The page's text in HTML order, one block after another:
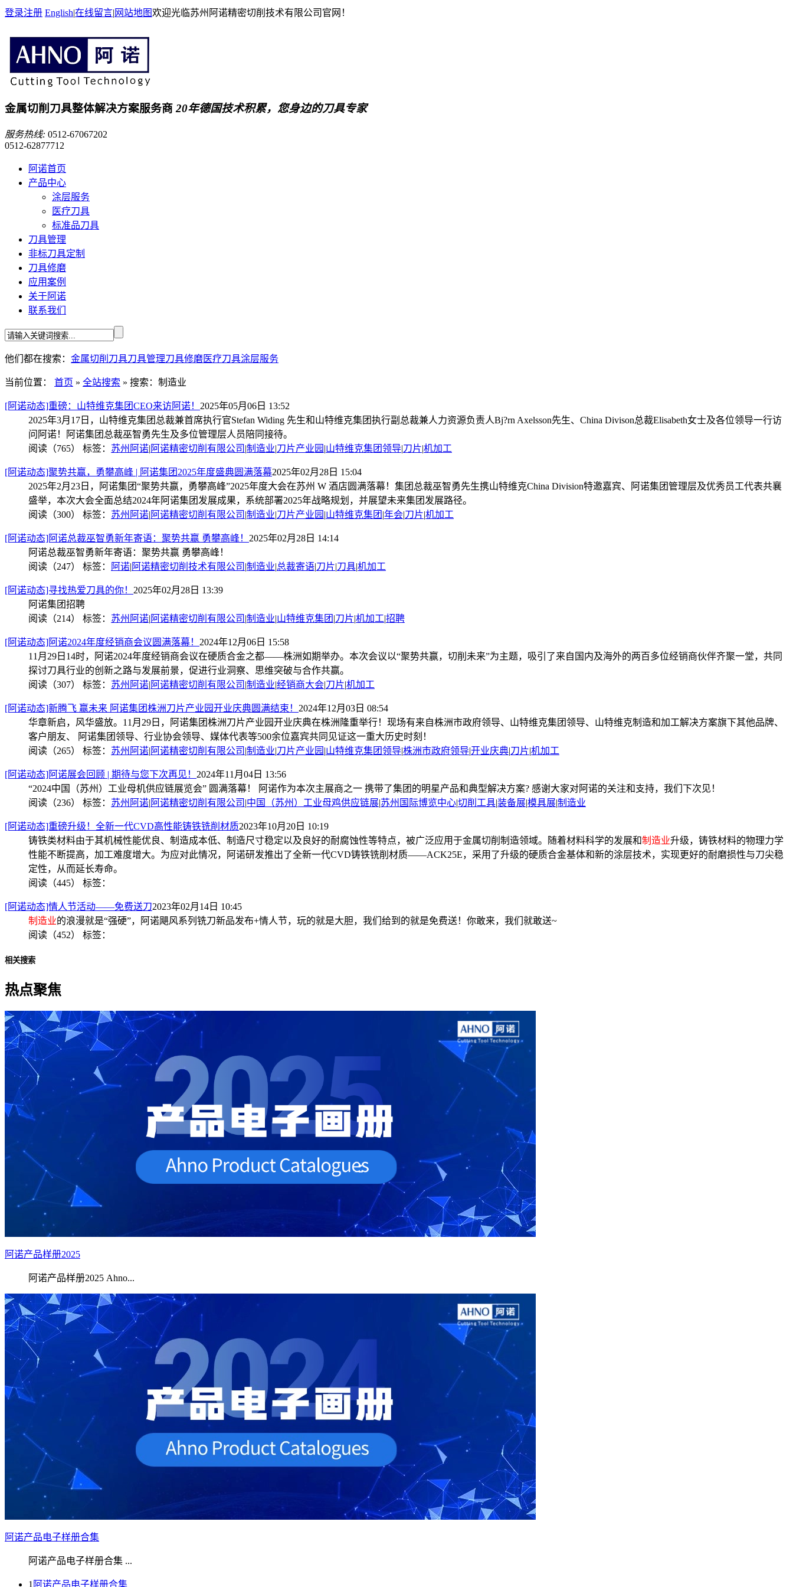
登录注册 English|在线留言| 网站地图欢迎光临苏州阿诺精密切削技术有限公司官网！
金属切削刀具整体解决方案服务商 20年德国技术积累，您身边的刀具专家
服务热线: 0512-67067202
0512-62877712
阿诺首页
产品中心
涂层服务
医疗刀具
标准品刀具
刀具管理
非标刀具定制
刀具修磨
应用案例
关于阿诺
联系我们
他们都在搜索： 金属切削刀具刀具管理刀具修磨医疗刀具涂层服务
当前位置： 首页 » 全站搜索 » 搜索：制造业
[阿诺动态]重磅：山特维克集团CEO来访阿诺！ 2025年05月06日 13:52
2025年3月17日，山特维克集团总裁兼首席执行官Stefan Widing 先生和山特维克集团执行副总裁兼人力资源负责人Bj?rn Axelsson先生、China Divison总裁Elisabeth女士及各位领导一行访
问阿诺！阿诺集团总裁巫智勇先生及多位管理层人员陪同接待。
阅读（765） 标签： 苏州阿诺| 阿诺精密切削有限公司 |制造业|刀片产业园 |山特维克集团领导|刀片|机加工
[阿诺动态]聚势共赢，勇攀高峰 | 阿诺集团2025年度盛典圆满落幕2025年02月28日 15:04
2025年2月23日，阿诺集团“聚势共赢，勇攀高峰”2025年度大会在苏州 W 酒店圆满落幕！集团总裁巫智勇先生携山特维克China Division特邀嘉宾、阿诺集团管理层及优秀员工代表共襄
盛举，本次大会全面总结2024年阿诺集团发展成果，系统部署2025年战略规划，并展望未来集团发展路径。
阅读（300） 标签： 苏州阿诺| 阿诺精密切削有限公司 |制造业|刀片产业园 |山特维克集团 |年会|刀片|机加工
[阿诺动态]阿诺总裁巫智勇新年寄语：聚势共赢 勇攀高峰！ 2025年02月28日 14:14
阿诺总裁巫智勇新年寄语：聚势共赢 勇攀高峰！
阅读（247） 标签： 阿诺| 阿诺精密切削技术有限公司 |制造业|总裁寄语|刀片|刀具|机加工
[阿诺动态]寻找热爱刀具的你！ 2025年02月28日 13:39
阿诺集团招聘
阅读（214） 标签： 苏州阿诺| 阿诺精密切削有限公司 |制造业|山特维克集团 |刀片|机加工|招聘
[阿诺动态]阿诺2024年度经销商会议圆满落幕！ 2024年12月06日 15:58
11月29日14时，阿诺2024年度经销商会议在硬质合金之都——株洲如期举办。本次会议以“聚势共赢，切削未来”为主题，吸引了来自国内及海外的两百多位经销商伙伴齐聚一堂，共同
探讨刀具行业的创新之路与发展前景，促进行业洞察、思维突破与合作共赢。
阅读（307） 标签： 苏州阿诺| 阿诺精密切削有限公司 |制造业|经销商大会|刀片|机加工
[阿诺动态]新腾飞 赢未来 阿诺集团株洲刀片产业园开业庆典圆满结束！ 2024年12月03日 08:54
华章新启，风华盛放。11月29日，阿诺集团株洲刀片产业园开业庆典在株洲隆重举行！现场有来自株洲市政府领导、山特维克集团领导、山特维克制造和加工解决方案旗下其他品牌、
客户朋友、 阿诺集团领导、行业协会领导、媒体代表等500余位嘉宾共同见证这一重大历史时刻！
阅读（265） 标签： 苏州阿诺| 阿诺精密切削有限公司 |制造业|刀片产业园 |山特维克集团领导|株洲市政府领导|开业庆典|刀片|机加工
[阿诺动态]阿诺展会回顾 | 期待与您下次再见！ 2024年11月04日 13:56
“2024中国（苏州）工业母机供应链展览会” 圆满落幕！ 阿诺作为本次主展商之一 携带了集团的明星产品和典型解决方案? 感谢大家对阿诺的关注和支持，我们下次见！
阅读（236） 标签： 苏州阿诺| 阿诺精密切削有限公司 |中国（苏州）工业母鸡供应链展|苏州国际博览中心|切削工具|装备展|模具展|制造业
[阿诺动态]重磅升级！全新一代CVD高性能铸铁铣削材质2023年10月20日 10:19
铸铁类材料由于其机械性能优良、制造成本低、制造尺寸稳定以及良好的耐腐蚀性等特点，被广泛应用于金属切削制造领域。随着材料科学的发展和制造业升级，铸铁材料的物理力学
性能不断提高，加工难度增大。为应对此情况，阿诺研发推出了全新一代CVD铸铁铣削材质——ACK25E，采用了升级的硬质合金基体和新的涂层技术，实现更好的耐磨损性与刀尖稳
定性，从而延长寿命。
阅读（445） 标签：
[阿诺动态]情人节活动——免费送刀2023年02月14日 10:45
制造业的浪漫就是“强硬”，阿诺飓风系列铣刀新品发布+情人节，玩的就是大胆，我们给到的就是免费送！你敢来，我们就敢送~
阅读（452） 标签：
相关搜索
热点聚焦
阿诺产品样册2025
阿诺产品样册2025 Ahno...
阿诺产品电子样册合集
阿诺产品电子样册合集 ...
1 阿诺产品电子样册合集